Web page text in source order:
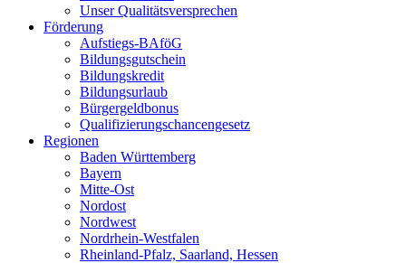
Unser Qualitätsversprechen
Förderung
Aufstiegs-BAföG
Bildungsgutschein
Bildungskredit
Bildungsurlaub
Bürgergeldbonus
Qualifizierungschancengesetz
Regionen
Baden Württemberg
Bayern
Mitte-Ost
Nordost
Nordwest
Nordrhein-Westfalen
Rheinland-Pfalz, Saarland, Hessen